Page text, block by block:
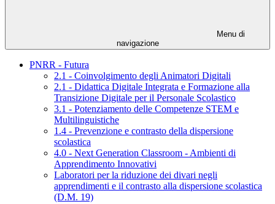
Menu di
navigazione
PNRR - Futura
2.1 - Coinvolgimento degli Animatori Digitali
2.1 - Didattica Digitale Integrata e Formazione alla
Transizione Digitale per il Personale Scolastico
3.1 - Potenziamento delle Competenze STEM e
Multilinguistiche
1.4 - Prevenzione e contrasto della dispersione
scolastica
4.0 - Next Generation Classroom - Ambienti di
Apprendimento Innovativi
Laboratori per la riduzione dei divari negli
apprendimenti e il contrasto alla dispersione scolastica
(D.M. 19)